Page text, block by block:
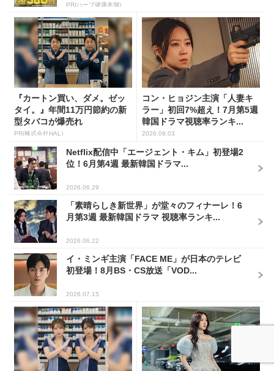
PR(ハーブ健康本舗)
『カートン買い、ダメ。ゼッ
タイ。』年間11万円節約の新
型タバコが爆売れ
PR(株式会社HAL)
コン・ヒョジン主演「人妻キ
ラー」初回7%超え！7月第5週
韓国ドラマ視聴率ランキ...
2026.08.03
Netflix配信中「エージェント・キム」初登場2
位！6月第4週 最新韓国ドラマ...
2026.06.29
「素晴らしき新世界」が堂々のフィナーレ！6
月第3週 最新韓国ドラマ 視聴率ランキ...
2026.06.22
イ・ミンギ主演「FACE ME」が日本のテレビ
初登場！8月BS・CS放送「VOD...
2026.07.15